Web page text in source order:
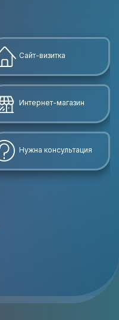
Сайт-визитка
Интернет-магазин
Нужна консультация